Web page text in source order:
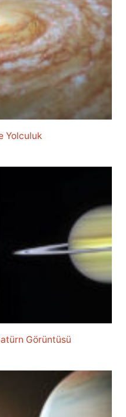
Yolculuk
Görüntüsü